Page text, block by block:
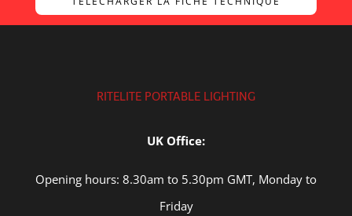
RITELITE PORTABLE LIGHTING
UK Office:
Opening hours: 8.30am to 5.30pm GMT, Monday to
Friday